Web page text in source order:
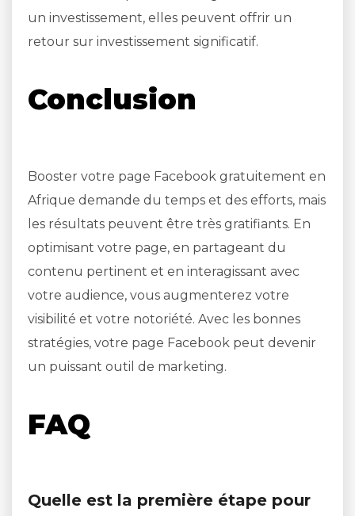
un investissement, elles peuvent offrir un
retour sur investissement significatif.
Conclusion
Booster votre page Facebook gratuitement en
Afrique demande du temps et des efforts, mais
les résultats peuvent être très gratifiants. En
optimisant votre page, en partageant du
contenu pertinent et en interagissant avec
votre audience, vous augmenterez votre
visibilité et votre notoriété. Avec les bonnes
stratégies, votre page Facebook peut devenir
un puissant outil de marketing.
FAQ
Quelle est la première étape pour